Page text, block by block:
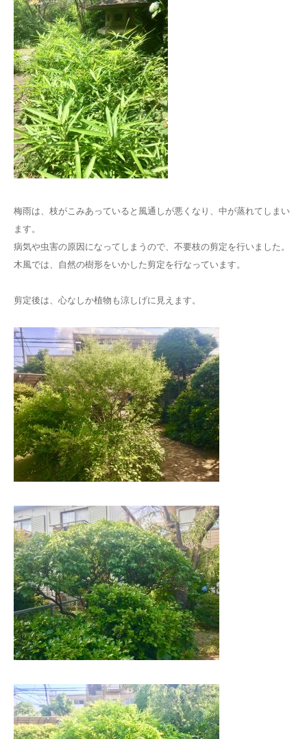
梅雨は、枝がこみあっていると風通しが悪くなり、中が蒸れてしまい
ます。
病気や虫害の原因になってしまうので、不要枝の剪定を行いました。
木風では、自然の樹形をいかした剪定を行なっています。
剪定後は、心なしか植物も涼しげに見えます。